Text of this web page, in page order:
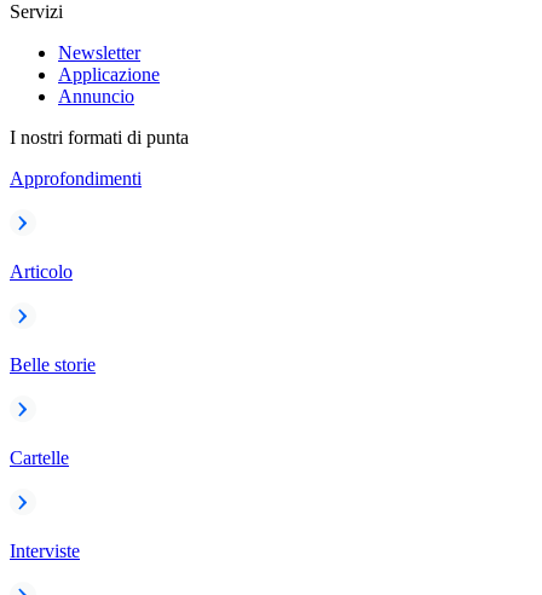
Servizi
Newsletter
Applicazione
Annuncio
I nostri formati di punta
Approfondimenti
Articolo
Belle storie
Cartelle
Interviste